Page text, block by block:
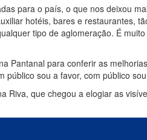
para o país, o que nos deixou
hotéis, bares e restaurantes,
tipo de aglomeração. É
Pantanal para conferir as
sou a favor, com público
Riva, que chegou a elogiar as